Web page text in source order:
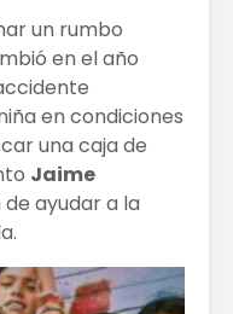
un rumbo
en el año
en condiciones
una caja de
Jaime
ayudar a la